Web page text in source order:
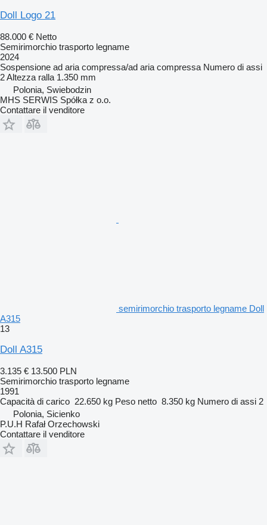
Doll Logo 21
88.000 € Netto
Semirimorchio trasporto legname
2024
Sospensione ad aria compressa/ad aria compressa Numero di assi
2Altezza ralla 1.350 mm
Polonia, Swiebodzin
MHS SERWIS Spółka z o.o.
Contattare il venditore
semirimorchio trasporto legname Doll
A315
13
Doll A315
3.135 € 13.500 PLN
Semirimorchio trasporto legname
1991
Capacità di carico 22.650 kg Peso netto 8.350 kg Numero di assi 2
Polonia, Sicienko
P.U.H Rafał Orzechowski
Contattare il venditore